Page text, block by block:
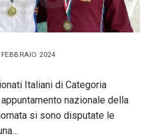
2024
Italiani di Categoria
nazionale della
si sono disputate le